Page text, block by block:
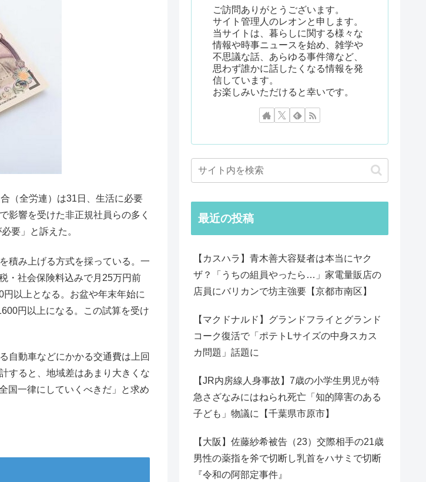
（全労連）は31日、生活に必要
影響を受けた非正規社員らの多く
要」と訴えた。
積み上げる方式を採っている。一
・社会保険料込みで月25万円前
以上となる。お盆や年末年始に
円以上になる。この試算を受け
自動車などにかかる交通費は上回
すると、地域差はあまり大きくな
国一律にしていくべきだ」と求め
ご訪問ありがとうございます。
サイト管理人のレオンと申します。
当サイトは、暮らしに関する様々な
情報や時事ニュースを始め、雑学や
不思議な話、あらゆる事件簿など、
思わず誰かに話したくなる情報を発
信しています。
お楽しみいただけると幸いです。
最近の投稿
【カスハラ】青木善大容疑者は本当にヤク
ザ？「うちの組員やったら…」家電量販店の
店員にバリカンで坊主強要【京都市南区】
【マクドナルド】グランドフライとグランド
コーク復活で「ポテトLサイズの中身スカス
カ問題」話題に
【JR内房線人身事故】7歳の小学生男児が特
急さざなみにはねられ死亡「知的障害のある
子ども」物議に【千葉県市原市】
【大阪】佐藤紗希被告（23）交際相手の21歳
男性の薬指を斧で切断し乳首をハサミで切断
『令和の阿部定事件』